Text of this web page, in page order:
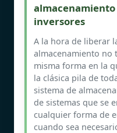
inversores
A la hora de liberar
almacenamiento no
misma forma en la
la clásica pila de
sistema de
de sistemas que se
cualquier forma de
cuando sea